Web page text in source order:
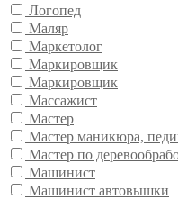
Логопед
Маляр
Маркетолог
Маркировщик
Маркировщик
Массажист
Мастер
Мастер маникюра,
Мастер по
Машинист
Машинист автовышки